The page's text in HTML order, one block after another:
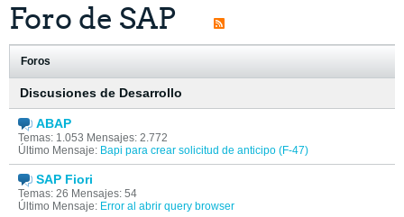
Foro de SAP
Foros
Discusiones de Desarrollo
ABAP
Temas: 1.053 Mensajes: 2.772
Último Mensaje: Bapi para crear solicitud de anticipo (F-47)
SAP Fiori
Temas: 26 Mensajes: 54
Último Mensaje: Error al abrir query browser